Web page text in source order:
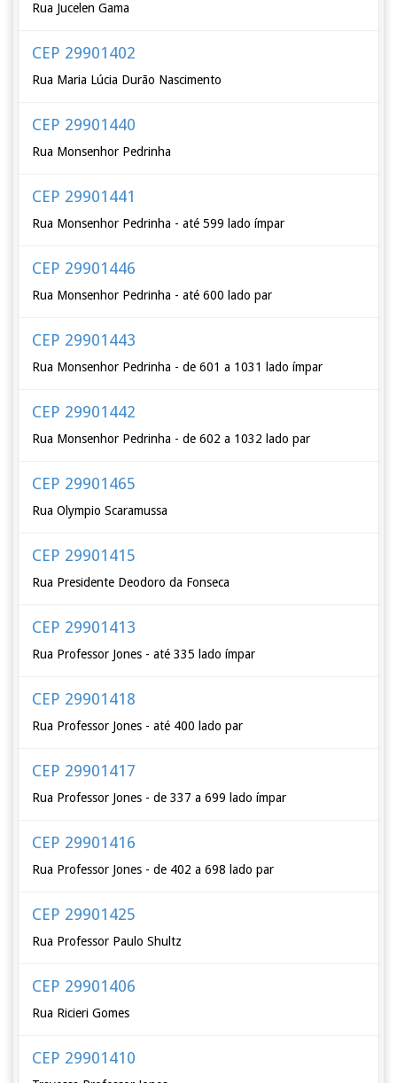
Rua Jucelen Gama
CEP 29901402
Rua Maria Lúcia Durão Nascimento
CEP 29901440
Rua Monsenhor Pedrinha
CEP 29901441
Rua Monsenhor Pedrinha - até 599 lado ímpar
CEP 29901446
Rua Monsenhor Pedrinha - até 600 lado par
CEP 29901443
Rua Monsenhor Pedrinha - de 601 a 1031 lado ímpar
CEP 29901442
Rua Monsenhor Pedrinha - de 602 a 1032 lado par
CEP 29901465
Rua Olympio Scaramussa
CEP 29901415
Rua Presidente Deodoro da Fonseca
CEP 29901413
Rua Professor Jones - até 335 lado ímpar
CEP 29901418
Rua Professor Jones - até 400 lado par
CEP 29901417
Rua Professor Jones - de 337 a 699 lado ímpar
CEP 29901416
Rua Professor Jones - de 402 a 698 lado par
CEP 29901425
Rua Professor Paulo Shultz
CEP 29901406
Rua Ricieri Gomes
CEP 29901410